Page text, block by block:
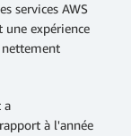
services AWS
expérience
nettement
a
à l'année